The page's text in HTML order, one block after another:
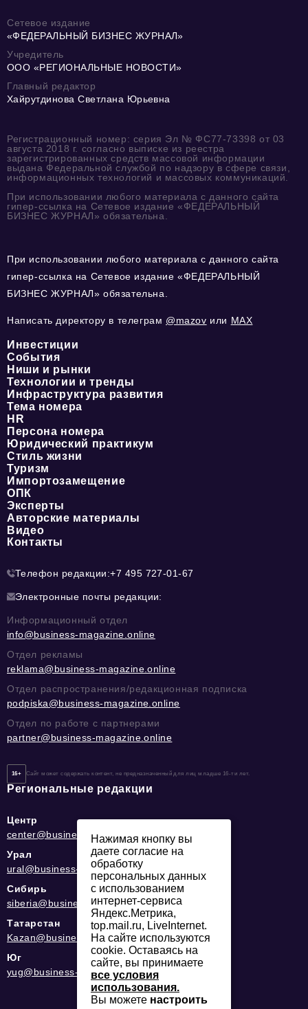
Сетевое издание
«ФЕДЕРАЛЬНЫЙ БИЗНЕС ЖУРНАЛ»
Учредитель
ООО «РЕГИОНАЛЬНЫЕ НОВОСТИ»
Главный редактор
Хайрутдинова Светлана Юрьевна
Регистрационный номер: серия Эл № ФС77-73398 от 03
августа 2018 г. согласно выписке из реестра
зарегистрированных средств массовой информации
выдана Федеральной службой по надзору в сфере связи,
информационных технологий и массовых коммуникаций.
При использовании любого материала с данного сайта
гипер-ссылка на Сетевое издание «ФЕДЕРАЛЬНЫЙ
БИЗНЕС ЖУРНАЛ» обязательна.
При использовании любого материала с данного сайта
гипер-ссылка на Сетевое издание «ФЕДЕРАЛЬНЫЙ
БИЗНЕС ЖУРНАЛ» обязательна.
Написать директору в телеграм @mazov или MAX
Инвестиции
События
Ниши и рынки
Технологии и тренды
Инфраструктура развития
Тема номера
HR
Персона номера
Юридический практикум
Стиль жизни
Туризм
Импортозамещение
ОПК
Эксперты
Авторские материалы
Видео
Контакты
Телефон редакции:+7 495 727-01-67
Электронные почты редакции:
Информационный отдел
info@business-magazine.online
Отдел рекламы
reklama@business-magazine.online
Отдел распространения/редакционная подписка
podpiska@business-magazine.online
Отдел по работе с партнерами
partner@business-magazine.online
16+ Сайт может содержать контент, не предназначенный для лиц младше 16-ти лет.
Региональные редакции
Центр
center@business-magazine.online
Урал
ural@business-magazine.online
Сибирь
siberia@business-magazine.online
Татарстан
Kazan@business-magazine.online
Юг
yug@business-magazine.online
Нажимая кнопку вы
даете согласие на
обработку
персональных данных
с использованием
интернет-сервиса
Яндекс.Метрика,
top.mail.ru, LiveInternet.
На сайте используются
cookie. Оставаясь на
сайте, вы принимаете
все условия
использования.
Вы можете настроить